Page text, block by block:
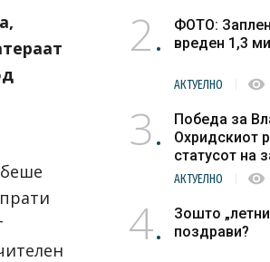
2
ФОТО:
вреден 1,3
АКТУЕЛНО visibility
3
Победа за
Охридскиот
статусот на
културно
АКТУЕЛНО visibility
4
Зошто
поздрави?